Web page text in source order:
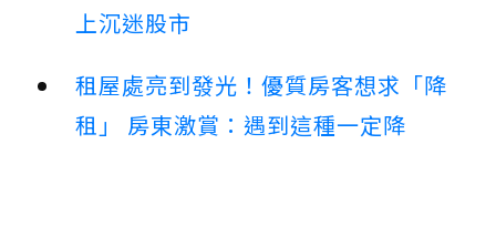
上沉迷股市
租屋處亮到發光！優質房客想求「降
租」 房東激賞：遇到這種一定降